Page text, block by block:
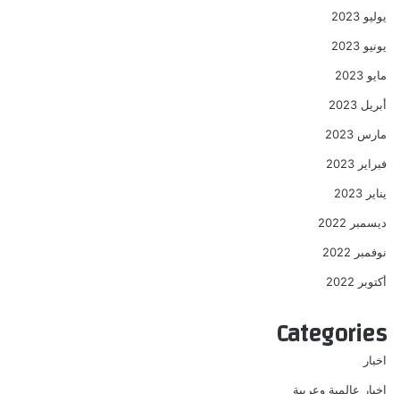
يوليو 2023
يونيو 2023
مايو 2023
أبريل 2023
مارس 2023
فبراير 2023
يناير 2023
ديسمبر 2022
نوفمبر 2022
أكتوبر 2022
Categories
اخبار
اخبار عالمية وعربية